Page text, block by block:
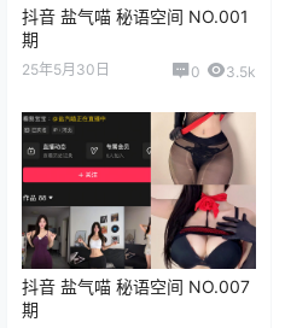
抖音 盐气喵 秘语空间 NO.001
期
25年5月30日 0 3.5k
抖音 盐气喵 秘语空间 NO.007
期